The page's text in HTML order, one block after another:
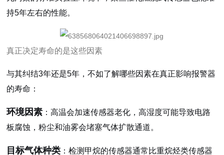
持5年左右的性能。
真正决定寿命的是这些因素
与其纠结3年还是5年，不如了解哪些因素在真正影响报警器
的寿命：
环境因素 ：高温会加速传感器老化，高湿度可能导致电路
板腐蚀，粉尘和油雾会堵塞气体扩散通道。
目标气体种类 ：检测甲烷的传感器通常比重烷烃类传感器